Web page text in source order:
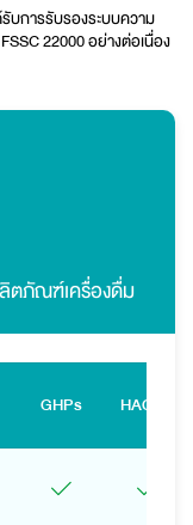
บการรับรองระบบความ
22000 อย่างต่อเนื่อง
ตภัณฑ์เครื่องดื่ม
GHPs HACCP